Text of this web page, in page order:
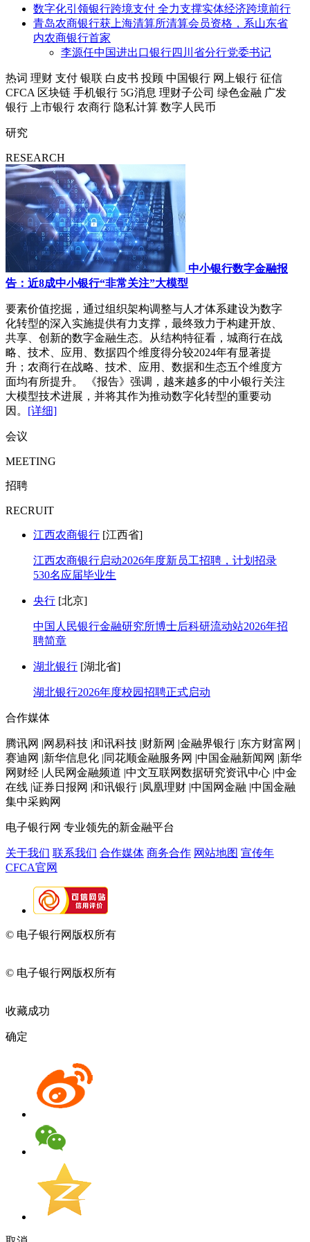
数字化引领银行跨境支付 全力支撑实体经济跨境前行
青岛农商银行获上海清算所清算会员资格，系山东省
内农商银行首家
李源任中国进出口银行四川省分行党委书记
热词 理财 支付 银联 白皮书 投顾 中国银行 网上银行 征信
CFCA 区块链 手机银行 5G消息 理财子公司 绿色金融 广发
银行
上市银行 农商行 隐私计算 数字人民币
研究
RESEARCH
中小银行数字金融报
告：近8成中小银行“非常关注”大模型
要素价值挖掘，通过组织架构调整与人才体系建设为数字
化转型的深入实施提供有力支撑，最终致力于构建开放、
共享、创新的数字金融生态。从结构特征看，城商行在战
略、技术、应用、数据四个维度得分较2024年有显著提
升；农商行在战略、技术、应用、数据和生态五个维度方
面均有所提升。 《报告》强调，越来越多的中小银行关注
大模型技术进展，并将其作为推动数字化转型的重要动
因。 [详细]
会议
MEETING
招聘
RECRUIT
江西农商银行 [江西省]
江西农商银行启动2026年度新员工招聘，计划招录
530名应届毕业生
央行 [北京]
中国人民银行金融研究所博士后科研流动站2026年招
聘简章
湖北银行 [湖北省]
湖北银行2026年度校园招聘正式启动
合作媒体
腾讯网 |网易科技 |和讯科技 |财新网 |金融界银行 |东方财富网 |
赛迪网 |新华信息化 |同花顺金融服务网 |中国金融新闻网 |新华
网财经 |人民网金融频道 |中文互联网数据研究资讯中心 |中金
在线 |证券日报网 |和讯银行 |凤凰理财 |中国网金融 |中国金融
集中采购网
电子银行网 专业领先的新金融平台
关于我们 联系我们 合作媒体 商务合作 网站地图 宣传年
CFCA官网
© 电子银行网版权所有
© 电子银行网版权所有
收藏成功
确定